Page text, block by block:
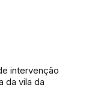
intervenção
da vila da